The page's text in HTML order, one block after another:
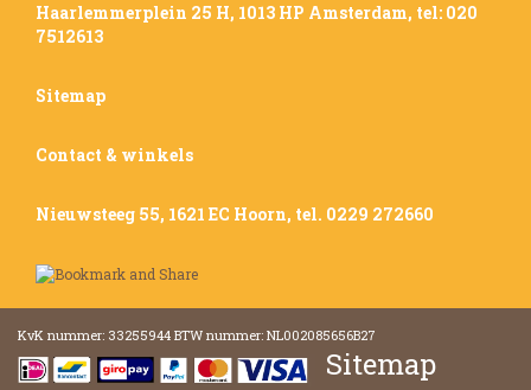
Haarlemmerplein 25 H, 1013 HP Amsterdam, tel: 020
7512613
Sitemap
Contact & winkels
Nieuwsteeg 55, 1621 EC Hoorn, tel. 0229 272660
KvK nummer: 33255944 BTW nummer: NL002085656B27
Sitemap